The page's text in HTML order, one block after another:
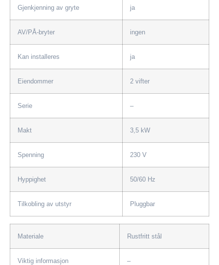
Gjenkjenning av gryte ja
AV/PÅ-bryter ingen
Kan installeres ja
Eiendommer 2 vifter
Serie –
Makt 3,5 kW
Spenning 230 V
Hyppighet 50/60 Hz
Tilkobling av utstyr Pluggbar
Materiale Rustfritt stål
Viktig informasjon –